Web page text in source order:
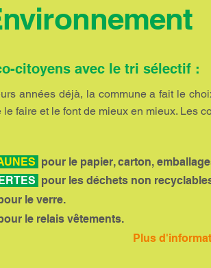
citoyens avec le tri sélectif :
années déjà, la commune a fait le
faire et le font de mieux en mieux. Les
pour le papier, carton,
pour les déchets non
le verre.
le relais vêtements.
Plus